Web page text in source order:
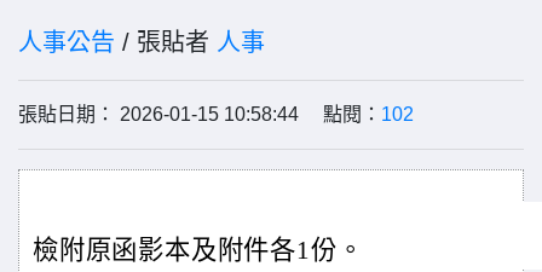
人事公告 / 張貼者 人事
張貼日期： 2026-01-15 10:58:44 點閱： 102
檢附原函影本及附件各1份。